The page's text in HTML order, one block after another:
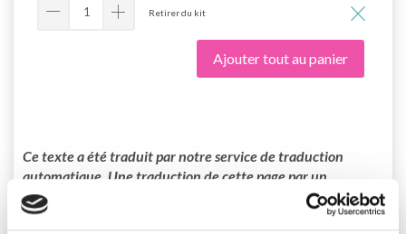
Retirer du kit
Ajouter tout au panier
Ce texte a été traduit par notre service de traduction
automatique. Une traduction de cette page par un
véritable humain sera bientôt disponible. N’hésitez pas à
contacter notre service support si vous avez des questions!